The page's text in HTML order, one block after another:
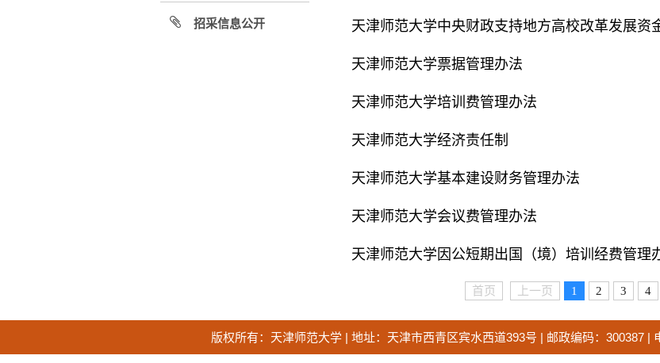
招采信息公开 天津师范大学中央财政支持地方高校改革发展资
天津师范大学票据管理办法
天津师范大学培训费管理办法
天津师范大学经济责任制
天津师范大学基本建设财务管理办法
天津师范大学会议费管理办法
天津师范大学因公短期出国（境）培训经费管理
首页 上一页 1 2 3 4
版权所有： 天津师范大学| 地址： 天津市西青区宾水西道393号 | 邮政编码： 300387 |